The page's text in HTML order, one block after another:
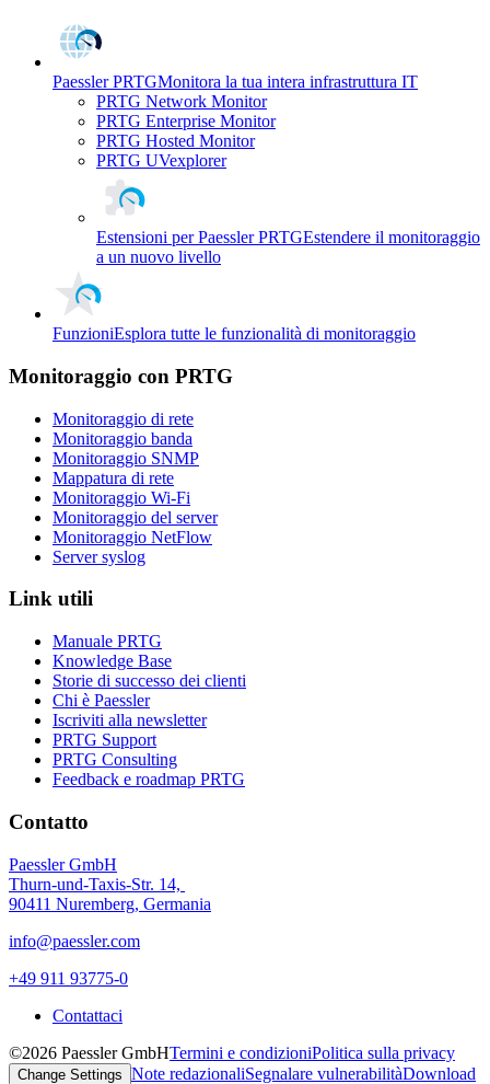
Paessler PRTGMonitora la tua intera infrastruttura IT
PRTG Network Monitor
PRTG Enterprise Monitor
PRTG Hosted Monitor
PRTG UVexplorer
Estensioni per Paessler PRTGEstendere il monitoraggio
a un nuovo livello
FunzioniEsplora tutte le funzionalità di monitoraggio
Monitoraggio con PRTG
Monitoraggio di rete
Monitoraggio banda
Monitoraggio SNMP
Mappatura di rete
Monitoraggio Wi-Fi
Monitoraggio del server
Monitoraggio NetFlow
Server syslog
Link utili
Manuale PRTG
Knowledge Base
Storie di successo dei clienti
Chi è Paessler
Iscriviti alla newsletter
PRTG Support
PRTG Consulting
Feedback e roadmap PRTG
Contatto
Paessler GmbH
Thurn-und-Taxis-Str. 14,
90411 Nuremberg, Germania
info@paessler.com
+49 911 93775-0
Contattaci
©2026 Paessler GmbHTermini e condizioniPolitica sulla privacy
Change Settings Note redazionaliSegnalare vulnerabilitàDownload